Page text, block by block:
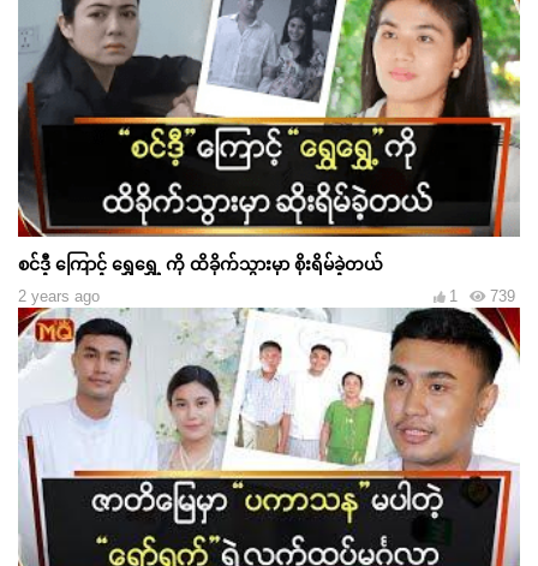
စင်ဒီ့ ကြောင့် ရွှေရွှေ့ ကို ထိခိုက်သွားမှာ စိုးရိမ်ခဲ့တယ်
2 years ago 739
1